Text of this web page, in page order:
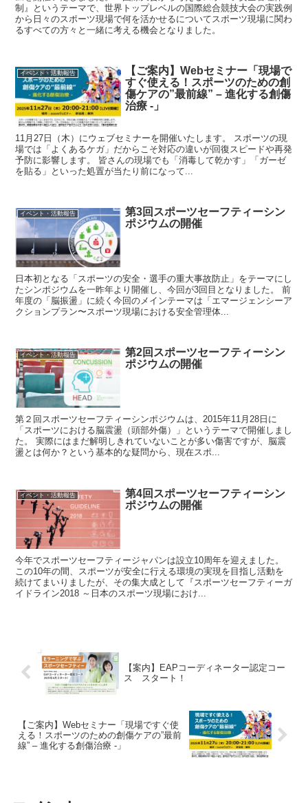
制』というテーマで、世界トップレベルの国際総合競技大会の実践例
から日々のスポーツ現場で何を活かせるについてスポーツ現場に関わ
るすべての方々と一緒に考える機会となりました。
イベント・活動報告
【ご案内】Webセミナー「現場で
すぐ使える！スポーツのための創
傷ケアの”最前線” – 進化する創傷
治療 -」
11月27日（木）にウェブセミナーを開催いたします。 スポーツの現
場では「よくあるケガ」だからこそ対応の違いが回復スピードや再発
予防に影響します。 皆さんの現場でも「消毒して乾かす」「ガーゼ
を貼る」といった処置が当たり前になって...
イベント・活動報告
第3回スポーツセーフティーシン
ポジウムの開催
日本初となる「スポーツの安全・選手の重大事故防止」をテーマにし
たシンポジウムを一昨年より開催し、今回が3回目となりました。 前
年度の「脳振盪」に続く今回のメインテーマは「エマージェンシーア
クションプラン〜スポーツ現場における安全管理体...
イベント・活動報告
第2回スポーツセーフティーシン
ポジウムの開催
第２回スポーツセーフティーシンポジウムは、2015年11月28日に
「スポーツにおける脳震盪（頭部外傷）」というテーマで開催しまし
た。 実際にはまだ解明しきれていないことが多い傷害ですが、脳震
盪とは何か？という基本的な疑問から、現在スポ...
イベント・活動報告
第4回スポーツセーフティーシン
ポジウムの開催
今年でスポーツセーフティージャパンは設立10周年を迎えました。
この10年の間、スポーツが安全に行える環境の実現を目指し活動を
続けてまいりましたが、その集大成として『スポーツセーフティーガ
イドライン2018 ～日本のスポーツ現場におけ...
【案内】EAPコーディネーター認定コー
ス スタート！
【ご案内】Webセミナー「現場ですぐ使
える！スポーツのための創傷ケアの”最前
線” – 進化する創傷治療 -」